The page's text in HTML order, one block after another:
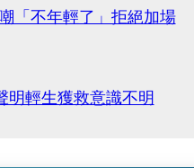
「不年輕了」拒絕加場
輕生獲救意識不明